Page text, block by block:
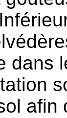
dans
afin